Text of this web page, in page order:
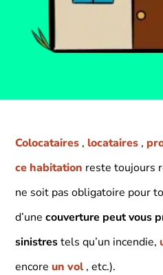
Colocataires , locataires ,
ce habitation reste toujours
ne soit pas obligatoire pour
d’unecouverture peut vous
sinistrestels qu’un incendie,
encoreun vol, etc.).